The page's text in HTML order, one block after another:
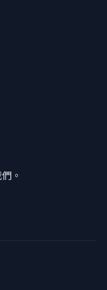
。